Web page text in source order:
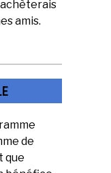
amis.
de
que